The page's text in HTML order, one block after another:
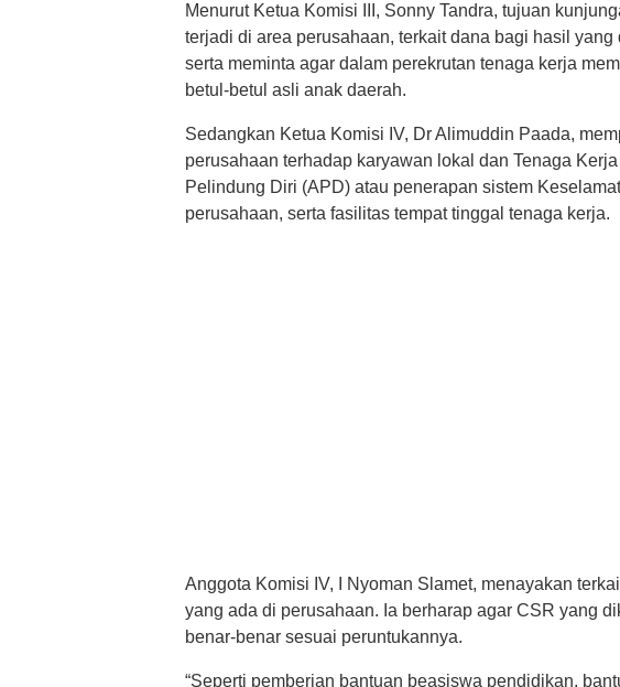
Menurut Ketua Komisi III, Sonny Tandra, tujuan
terjadi di area perusahaan, terkait dana bagi hasil
serta meminta agar dalam perekrutan tenaga kerja
betul-betul asli anak daerah.
Sedangkan Ketua Komisi IV, Dr Alimuddin Paada,
perusahaan terhadap karyawan lokal dan Tenaga
Pelindung Diri (APD) atau penerapan sistem
perusahaan, serta fasilitas tempat tinggal tenaga kerja.
Anggota Komisi IV, I Nyoman Slamet, menayakan
yang ada di perusahaan. Ia berharap agar CSR yang
benar-benar sesuai peruntukannya.
“Seperti pemberian bantuan beasiswa pendidikan,